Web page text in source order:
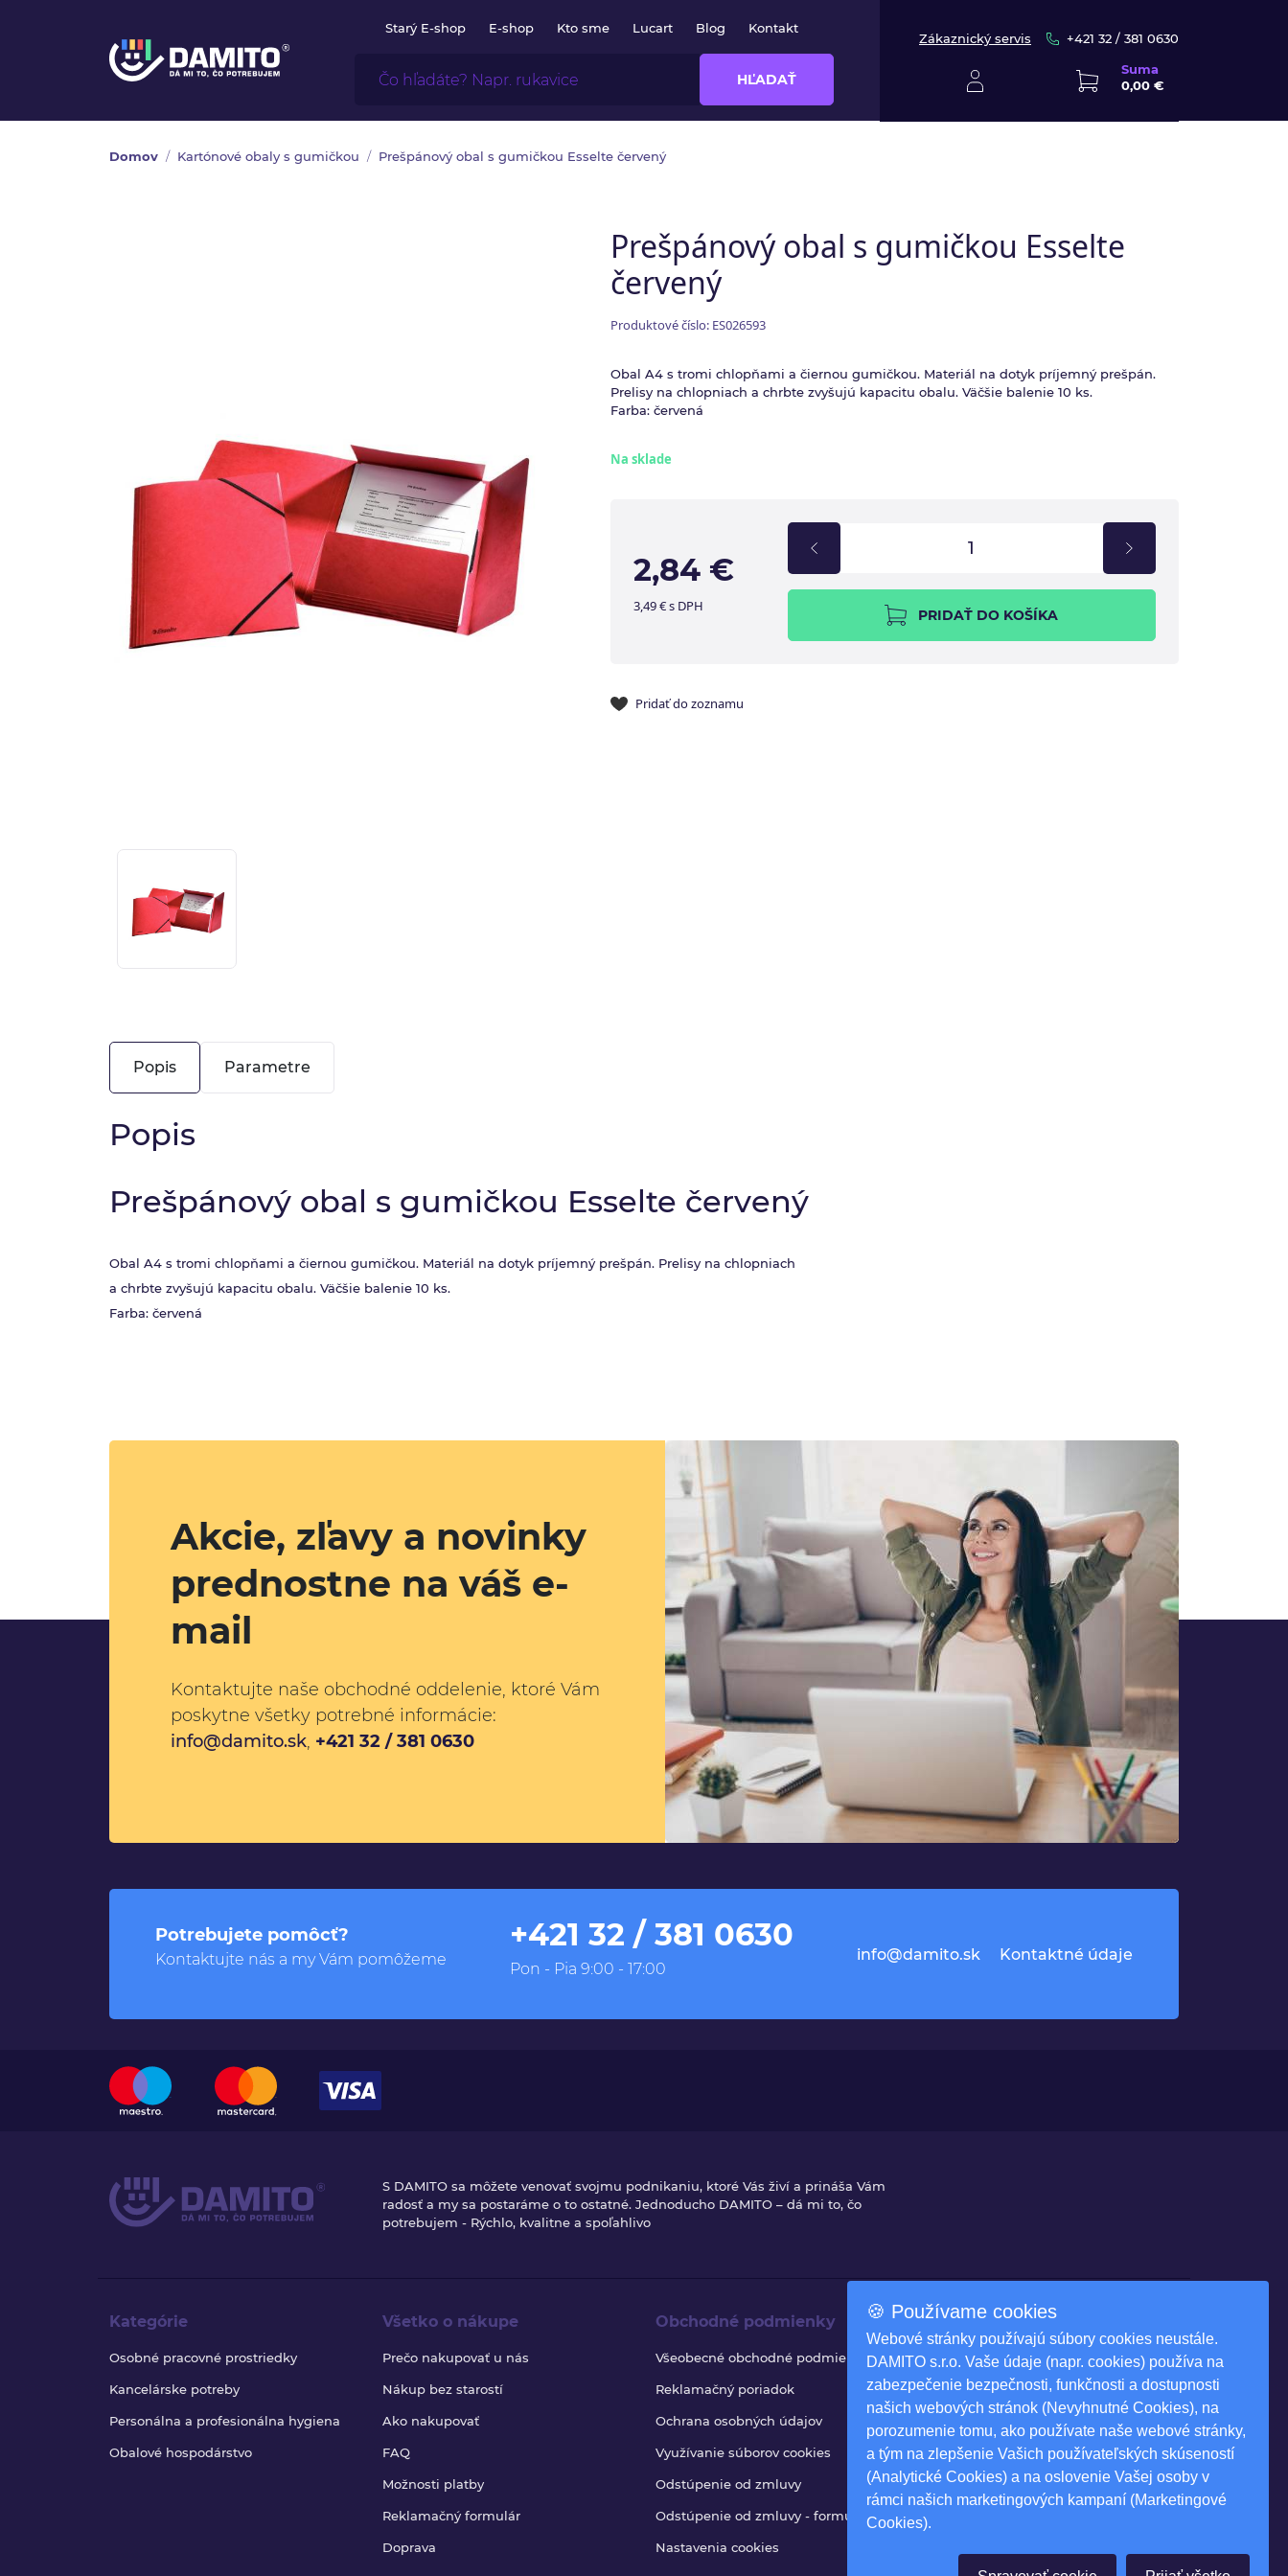
Starý E-shop E-shop Kto sme Lucart Blog Kontakt
HĽADAŤ
Zákaznický servis
+421 32 / 381 0630
Suma
0,00 €
Domov Kartónové obaly s gumičkou Prešpánový obal s gumičkou Esselte červený
Prešpánový obal s gumičkou Esselte
červený
Produktové číslo: ES026593
Obal A4 s tromi chlopňami a čiernou gumičkou. Materiál na dotyk príjemný prešpán.
Prelisy na chlopniach a chrbte zvyšujú kapacitu obalu. Väčšie balenie 10 ks.
Farba: červená
Na sklade
2,84 €
3,49 € s DPH
PRIDAŤ DO KOŠÍKA
Pridať do zoznamu
Popis Parametre
Popis
Prešpánový obal s gumičkou Esselte červený
Obal A4 s tromi chlopňami a čiernou gumičkou. Materiál na dotyk príjemný prešpán. Prelisy na chlopniach
a chrbte zvyšujú kapacitu obalu. Väčšie balenie 10 ks.
Farba: červená
Akcie, zľavy a novinky
prednostne na váš e-
mail
Kontaktujte naše obchodné oddelenie, ktoré Vám
poskytne všetky potrebné informácie:
info@damito.sk, +421 32 / 381 0630
🍪 Používame cookies
Webové stránky používajú súbory cookies neustále.
DAMITO s.r.o. Vaše údaje (napr. cookies) používa na
zabezpečenie bezpečnosti, funkčnosti a dostupnosti
našich webových stránok (Nevyhnutné Cookies), na
porozumenie tomu, ako používate naše webové stránky,
a tým na zlepšenie Vašich používateľských skúseností
(Analytické Cookies) a na oslovenie Vašej osoby v
rámci našich marketingových kampaní (Marketingové
Cookies).
Potrebujete pomôcť?
Kontaktujte nás a my Vám pomôžeme
+421 32 / 381 0630
Pon - Pia 9:00 - 17:00
info@damito.sk Kontaktné údaje
S DAMITO sa môžete venovať svojmu podnikaniu, ktoré Vás živí a prináša Vám
radosť a my sa postaráme o to ostatné. Jednoducho DAMITO – dá mi to, čo
potrebujem - Rýchlo, kvalitne a spoľahlivo
Kategórie
Osobné pracovné prostriedky
Kancelárske potreby
Personálna a profesionálna hygiena
Obalové hospodárstvo
Všetko o nákupe
Prečo nakupovať u nás
Nákup bez starostí
Ako nakupovať
FAQ
Možnosti platby
Reklamačný formulár
Doprava
Obchodné podmienky
Všeobecné obchodné podmienky
Reklamačný poriadok
Ochrana osobných údajov
Využívanie súborov cookies
Odstúpenie od zmluvy
Odstúpenie od zmluvy - formulár
Nastavenia cookies
Na stiahnutie
Produktové katalógy